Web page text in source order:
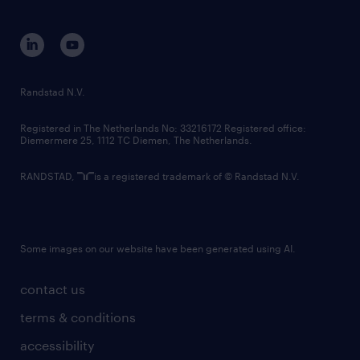
corporate governance
randstad innovation fund
country websites
contact us
terms & conditions
accessibility
Randstad N.V.
Registered in The Netherlands No: 33216172 Registered office:
Diemermere 25, 1112 TC Diemen, The Netherlands.
RANDSTAD, is a registered trademark of © Randstad N.V.
Some images on our website have been generated using AI.